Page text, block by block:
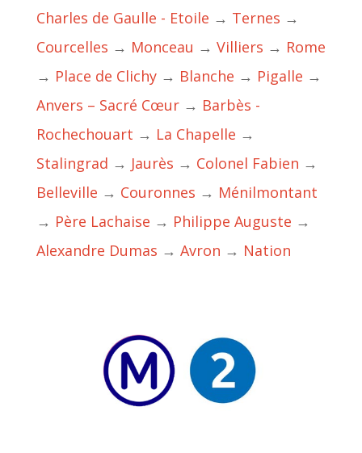
Charles de Gaulle - Etoile → Ternes →
Courcelles → Monceau → Villiers → Rome
→ Place de Clichy→ Blanche → Pigalle →
Anvers – Sacré Cœur→ Barbès -
Rochechouart → La Chapelle →
Stalingrad → Jaurès → Colonel Fabien →
Belleville → Couronnes → Ménilmontant
→ Père Lachaise → Philippe Auguste →
Alexandre Dumas → Avron → Nation